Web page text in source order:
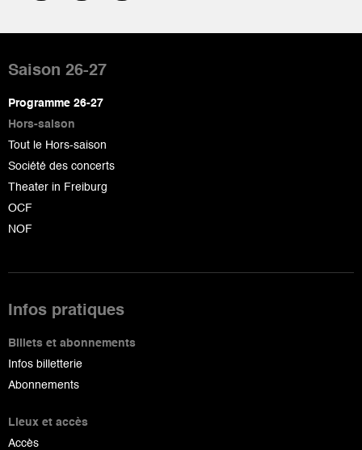
de
page
Saison 26-27
Programme 26-27
Hors-saison
Tout le Hors-saison
Société des concerts
Theater in Freiburg
OCF
NOF
Infos pratiques
Billets et abonnements
Infos billetterie
Abonnements
Lieux et accès
Accès